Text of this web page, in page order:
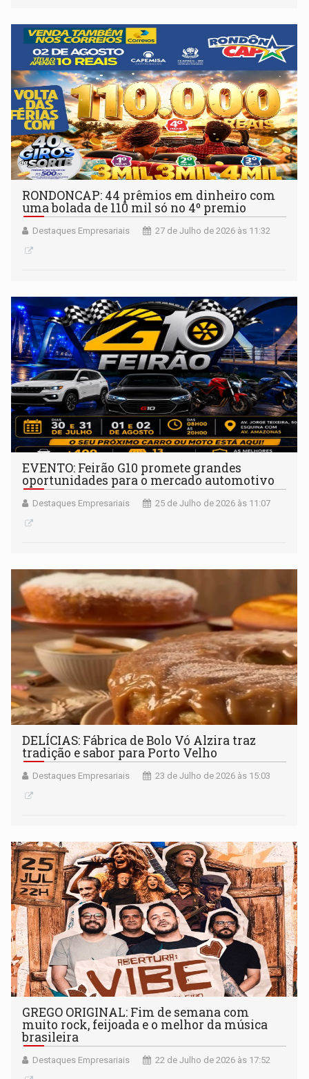
RONDONCAP: 44 prêmios em dinheiro com
uma bolada de 110 mil só no 4º premio
Destaques Empresariais 27 de Julho de 2026 às 11:32
EVENTO: Feirão G10 promete grandes
oportunidades para o mercado automotivo
Destaques Empresariais 25 de Julho de 2026 às 11:07
DELÍCIAS: Fábrica de Bolo Vó Alzira traz
tradição e sabor para Porto Velho
Destaques Empresariais 23 de Julho de 2026 às 15:03
GREGO ORIGINAL: Fim de semana com
muito rock, feijoada e o melhor da música
brasileira
Destaques Empresariais 22 de Julho de 2026 às 17:52